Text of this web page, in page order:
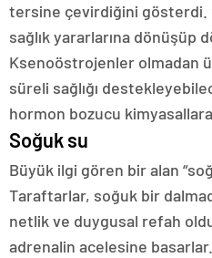
tersine çevirdiğini gösterdi.
sağlık yararlarına dönüşüp
Ksenoöstrojenler olmadan
süreli sağlığı
hormon bozucu
Soğuk su
Büyük ilgi gören bir alan
Taraftarlar, soğuk bir
netlik ve duygusal refah
adrenalin acelesine